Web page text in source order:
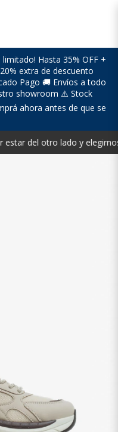
Hasta 35% OFF +
extra de descuento
Pago 🚚 Envíos a todo
showroom ⚠️ Stock
ahora antes de que se
estar del otro lado y